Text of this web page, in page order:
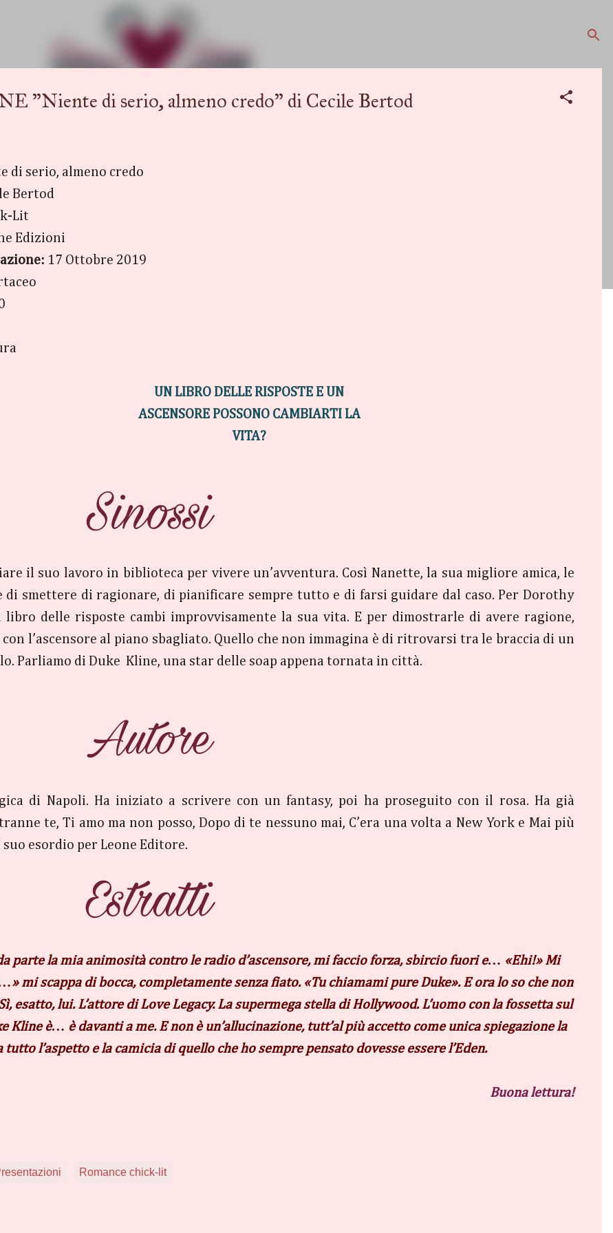
"Niente di serio, almeno credo" di Cecile Bertod
di serio, almeno credo
Bertod
Lit
Edizioni
17 Ottobre 2019
UN LIBRO DELLE RISPOSTE E UN
ASCENSORE POSSONO CAMBIARTI LA
VITA?
il suo lavoro in biblioteca per vivere un’avventura. Così Nanette, la sua migliore amica, le
smettere di ragionare, di pianificare sempre tutto e di farsi guidare dal caso. Per Dorothy
delle risposte cambi improvvisamente la sua vita. E per dimostrarle di avere ragione,
l’ascensore al piano sbagliato. Quello che non immagina è di ritrovarsi tra le braccia di un
Parliamo di Duke Kline, una star delle soap appena tornata in città.
di Napoli. Ha iniziato a scrivere con un fantasy, poi ha proseguito con il rosa. Ha già
te, Ti amo ma non posso, Dopo di te nessuno mai, C’era una volta a New York e Mai più
esordio per Leone Editore.
parte la mia animosità contro le radio d’ascensore, mi faccio forza, sbircio fuori e… «Ehi!» Mi
mi scappa di bocca, completamente senza fiato. «Tu chiamami pure Duke». E ora lo so che non
esatto, lui. L’attore di Love Legacy. La supermega stella di Hollywood. L’uomo con la fossetta sul
è… è davanti a me. E non è un’allucinazione, tutt’al più accetto come unica spiegazione la
l’aspetto e la camicia di quello che ho sempre pensato dovesse essere l’Eden.
Buona lettura!
Romance chick-lit